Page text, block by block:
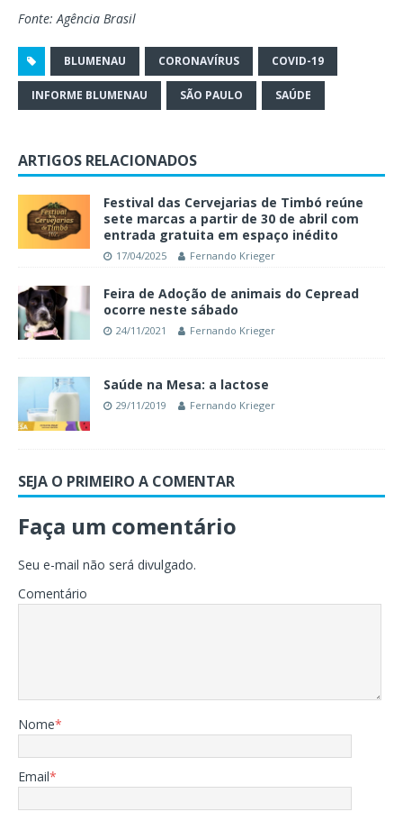
Fonte: Agência Brasil
BLUMENAU CORONAVÍRUS COVID-19
INFORME BLUMENAU SÃO PAULO SAÚDE
ARTIGOS RELACIONADOS
Festival das Cervejarias de Timbó reúne
sete marcas a partir de 30 de abril com
entrada gratuita em espaço inédito
17/04/2025 Fernando Krieger
Feira de Adoção de animais do Cepread
ocorre neste sábado
24/11/2021 Fernando Krieger
Saúde na Mesa: a lactose
29/11/2019 Fernando Krieger
SEJA O PRIMEIRO A COMENTAR
Faça um comentário
Seu e-mail não será divulgado.
Comentário
Nome*
Email*